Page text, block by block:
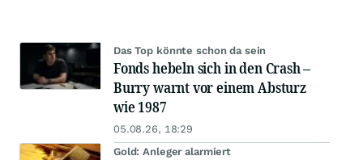
Das Top könnte schon da sein
Fonds hebeln sich in den Crash –
Burry warnt vor einem Absturz
wie 1987
05.08.26, 18:29
Gold: Anleger alarmiert